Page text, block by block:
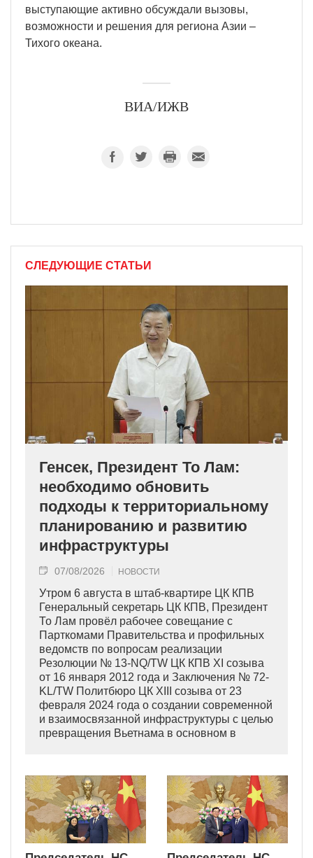
выступающие активно обсуждали вызовы,
возможности и решения для региона Азии –
Тихого океана.
ВИА/ИЖВ
СЛЕДУЮЩИЕ СТАТЬИ
Генсек, Президент То Лам:
необходимо обновить
подходы к территориальному
планированию и развитию
инфраструктуры
07/08/2026 НОВОСТИ
Утром 6 августа в штаб-квартире ЦК КПВ
Генеральный секретарь ЦК КПВ, Президент
То Лам провёл рабочее совещание с
Парткомами Правительства и профильных
ведомств по вопросам реализации
Резолюции № 13-NQ/TW ЦК КПВ XI созыва
от 16 января 2012 года и Заключения № 72-
KL/TW Политбюро ЦК XIII созыва от 23
февраля 2024 года о создании современной
и взаимосвязанной инфраструктуры с целью
превращения Вьетнама в основном в